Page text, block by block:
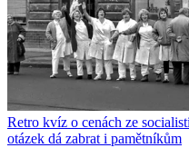
Retro kvíz o cenách ze
otázek dá zabrat i pamětníkům